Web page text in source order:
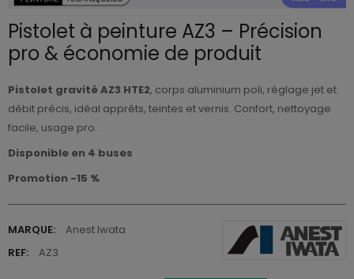
Pistolet à peinture AZ3 – Précision
pro & économie de produit
Pistolet gravité AZ3 HTE2, corps aluminium poli, réglage jet et
débit précis, idéal apprêts, teintes et vernis. Confort, nettoyage
facile, usage pro.
Disponible en 4 buses
Promotion -15 %
MARQUE:
Anest Iwata
REF:
AZ3